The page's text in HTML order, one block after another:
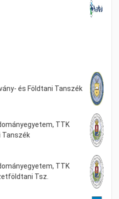
és Földtani Tanszék
TTK
Tanszék
TTK
Tsz.